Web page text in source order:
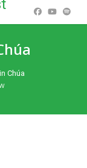
Chúa